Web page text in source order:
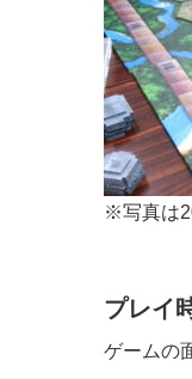
※写真は
プレイ
ゲームの